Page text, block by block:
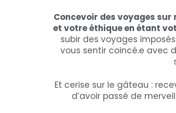
Concevoir des voyages
et votre éthique en étant
subir des voyages
vous sentir coincé.e avec
Et cerise sur le gâteau :
d’avoir passé de